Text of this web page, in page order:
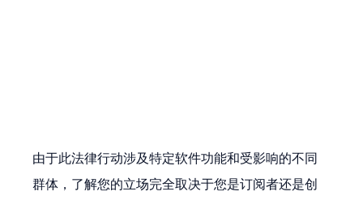
由于此法律行动涉及特定软件功能和受影响的不同
群体，了解您的立场完全取决于您是订阅者还是创